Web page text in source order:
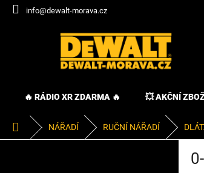
Přejít
info@dewalt-morava.cz
🔥 RÁDIO XR ZDARMA 🔥 💥 AKČNÍ
Domů NÁŘADÍ RUČNÍ NÁŘADÍ